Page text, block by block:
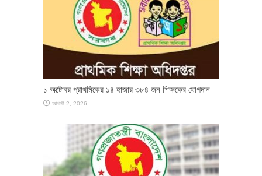
১ অক্টোবর প্রাথমিকের ১৪ হাজার ৩৮৪ জন শিক্ষকের যোগদান
আগস্ট 2, 2026